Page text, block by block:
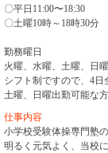
〇平日11:00〜18:30
〇土曜10時～18時30分
勤務曜日
火曜、水曜、土曜、日曜
シフト制ですので、4日
土曜、日曜出勤可能な
仕事内容
小学校受験体操専門塾
明るく元気よく、当校